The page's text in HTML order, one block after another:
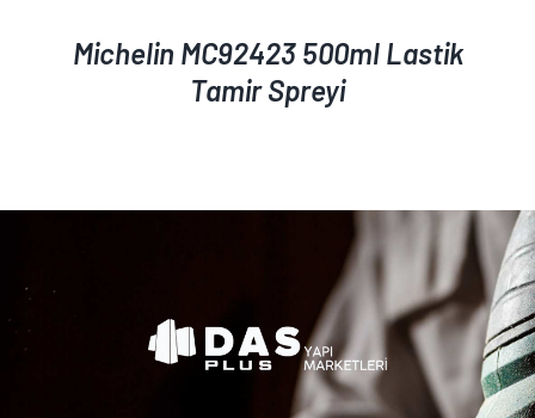
Michelin MC92423 500ml Lastik
Tamir Spreyi